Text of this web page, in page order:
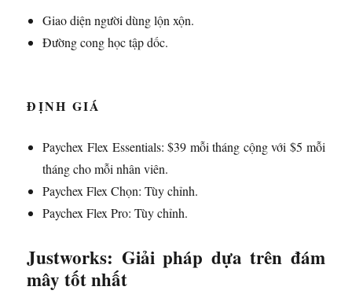
Giao diện người dùng lộn xộn.
Đường cong học tập dốc.
ĐỊNH GIÁ
Paychex Flex Essentials: $39 mỗi tháng cộng với $5 mỗi
tháng cho mỗi nhân viên.
Paychex Flex Chọn: Tùy chỉnh.
Paychex Flex Pro: Tùy chỉnh.
Justworks: Giải pháp dựa trên đám
mây tốt nhất